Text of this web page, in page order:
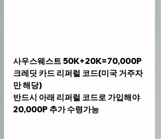
사우스웨스트 50K+20K=70,000P
크레딧 카드 리퍼럴 코드(미국 거주자
만 해당)
반드시 아래 리퍼럴 코드로 가입해야
20,000P 추가 수령가능